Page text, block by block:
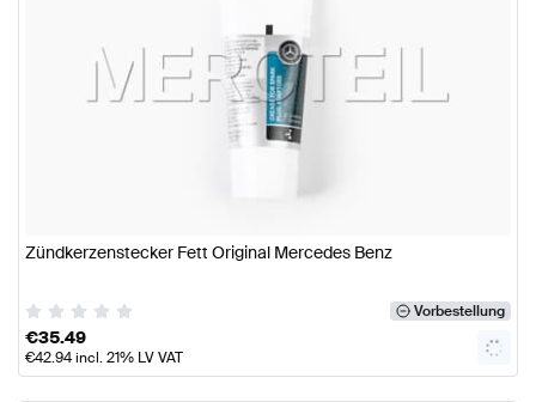
Zündkerzenstecker Fett Original Mercedes Benz
Vorbestellung
€35.49
€42.94incl. 21% LV VAT